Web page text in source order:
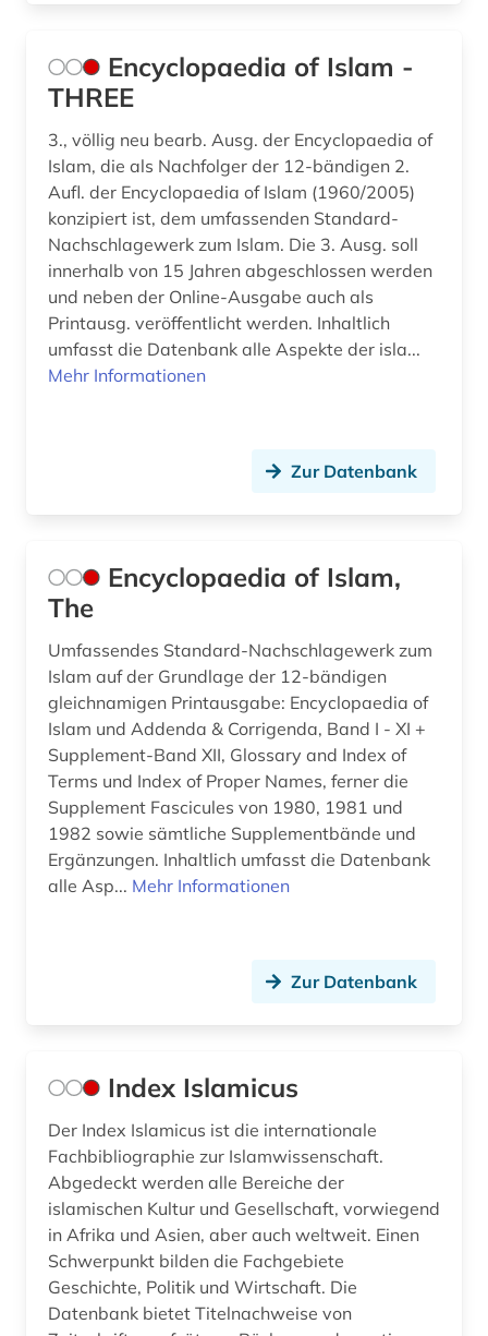
Encyclopaedia of Islam -
THREE
3., völlig neu bearb. Ausg. der Encyclopaedia of
Islam, die als Nachfolger der 12-bändigen 2.
Aufl. der Encyclopaedia of Islam (1960/2005)
konzipiert ist, dem umfassenden Standard-
Nachschlagewerk zum Islam. Die 3. Ausg. soll
innerhalb von 15 Jahren abgeschlossen werden
und neben der Online-Ausgabe auch als
Printausg. veröffentlicht werden. Inhaltlich
umfasst die Datenbank alle Aspekte der isla...
Mehr Informationen
Zur Datenbank
Encyclopaedia of Islam,
The
Umfassendes Standard-Nachschlagewerk zum
Islam auf der Grundlage der 12-bändigen
gleichnamigen Printausgabe: Encyclopaedia of
Islam und Addenda & Corrigenda, Band I - XI +
Supplement-Band XII, Glossary and Index of
Terms und Index of Proper Names, ferner die
Supplement Fascicules von 1980, 1981 und
1982 sowie sämtliche Supplementbände und
Ergänzungen. Inhaltlich umfasst die Datenbank
alle Asp... Mehr Informationen
Zur Datenbank
Index Islamicus
Der Index Islamicus ist die internationale
Fachbibliographie zur Islamwissenschaft.
Abgedeckt werden alle Bereiche der
islamischen Kultur und Gesellschaft, vorwiegend
in Afrika und Asien, aber auch weltweit. Einen
Schwerpunkt bilden die Fachgebiete
Geschichte, Politik und Wirtschaft. Die
Datenbank bietet Titelnachweise von